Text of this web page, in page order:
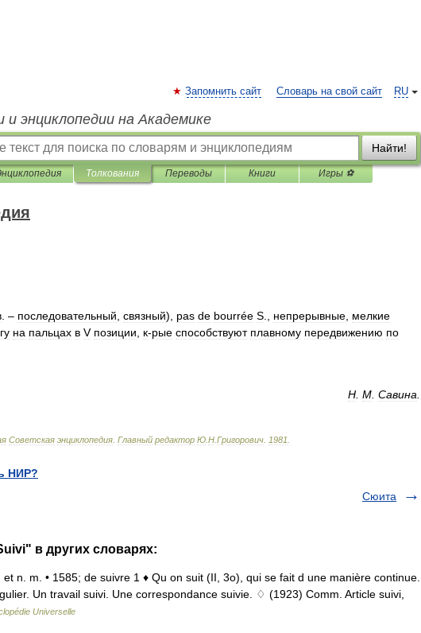
RU
Запомнить сайт Словарь на свой сайт
и энциклопедии на Академике
Найти!
Толкования Переводы Книги Игры ⚽
. – последовательный связный), pas de bourrée S непрерывные мелкие
на пальцах в V позиции к-рые способствуют плавному передвижению по
Н М Савина
Советская энциклопедия Главный редактор Ю Н Григорович 1981
НИР?
Сюита
в других словарях:
n. m. • 1585; de suivre 1 ♦ Qu on suit (II, 3o), qui se fait d une manière continue.
Un travail suivi. Une correspondance suivie. ♢ (1923) Comm. Article suivi,
Universelle